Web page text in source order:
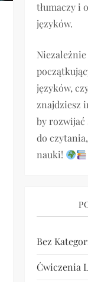
tłumaczy i
języków.
języków,
znajdziesz
by rozwijać
do
nauki!
Bez
Ćwiczenia